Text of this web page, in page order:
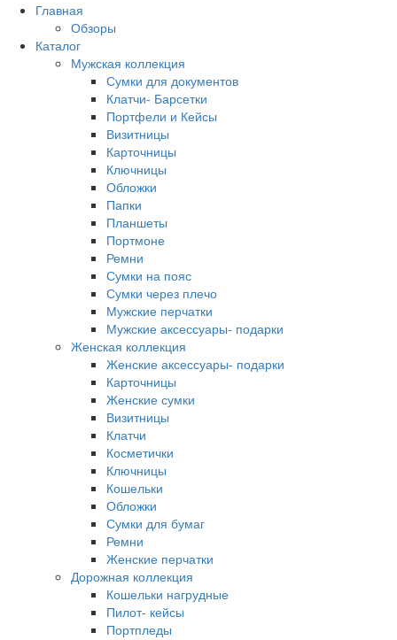
Главная
Обзоры
Каталог
Мужская коллекция
Сумки для документов
Клатчи- Барсетки
Портфели и Кейсы
Визитницы
Карточницы
Ключницы
Обложки
Папки
Планшеты
Портмоне
Ремни
Сумки на пояс
Сумки через плечо
Мужские перчатки
Мужские аксессуары- подарки
Женская коллекция
Женские аксессуары- подарки
Карточницы
Женские сумки
Визитницы
Клатчи
Косметички
Ключницы
Кошельки
Обложки
Сумки для бумаг
Ремни
Женские перчатки
Дорожная коллекция
Кошельки нагрудные
Пилот- кейсы
Портпледы